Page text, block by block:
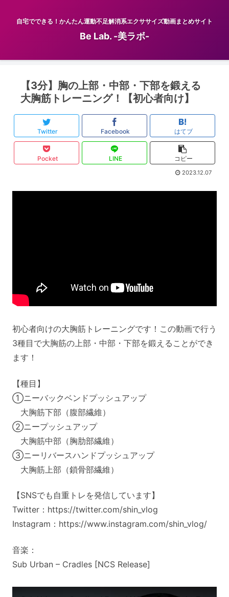
自宅でできる！かんたん運動不足解消系エクササイズ動画まとめサイト
Be Lab. -美ラボ-
【3分】胸の上部・中部・下部を鍛える
大胸筋トレーニング！【初心者向け】
Twitter Facebook はてブ
Pocket LINE コピー
2023.12.07
初心者向けの大胸筋トレーニングです！この動画で行う
3種目で大胸筋の上部・中部・下部を鍛えることができ
ます！
【種目】
①ニーバックベンドプッシュアップ
大胸筋下部（腹部繊維）
②ニープッシュアップ
大胸筋中部（胸肋部繊維）
③ニーリバースハンドプッシュアップ
大胸筋上部（鎖骨部繊維）
【SNSでも自重トレを発信しています】
Twitter：https://twitter.com/shin_vlog
Instagram：https://www.instagram.com/shin_vlog/
音楽：
Sub Urban – Cradles [NCS Release]